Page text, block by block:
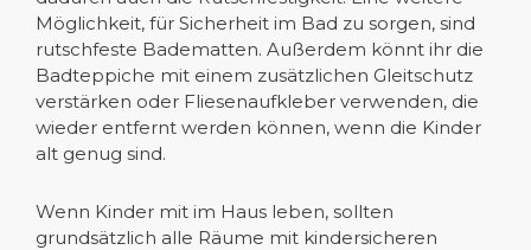
Möglichkeit, für Sicherheit im Bad zu sorgen, sind
rutschfeste Badematten. Außerdem könnt ihr die
Badteppiche mit einem zusätzlichen Gleitschutz
verstärken oder Fliesenaufkleber verwenden, die
wieder entfernt werden können, wenn die Kinder
alt genug sind.
Wenn Kinder mit im Haus leben, sollten
grundsätzlich alle Räume mit kindersicheren